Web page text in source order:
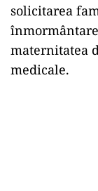
solicitarea
maternitatea
medicale.